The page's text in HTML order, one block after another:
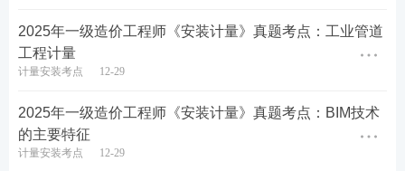
可锻
铸铁
具有较高的强度、塑性和冲击韧性，
可以
靠石墨化退火来获得，白心可锻铸铁
利用氧化脱碳退火来制取。与球墨铸
来制
造形
状复
冲击
2025年一级造价工程师《安装计量》真题考点：工业管道
工程计量
计量安装考点 12-29
2025年一级造价工程师《安装计量》真题考点：BIM技术
的主要特征
计量安装考点 12-29